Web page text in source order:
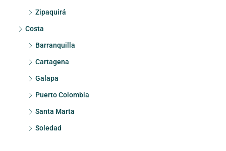
Zipaquirá
Costa
Barranquilla
Cartagena
Galapa
Puerto Colombia
Santa Marta
Soledad